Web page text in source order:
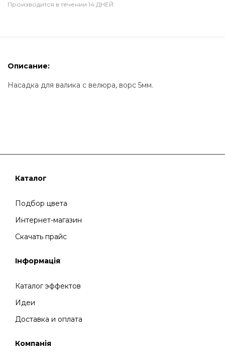
Производится в течении 14 ДНЕЙ.
Описание:
Насадка для валика с велюра, ворс 5мм.
Каталог
Подбор цвета
Интернет-магазин
Скачать прайс
Інформація
Каталог эффектов
Идеи
Доставка и оплата
Компанія